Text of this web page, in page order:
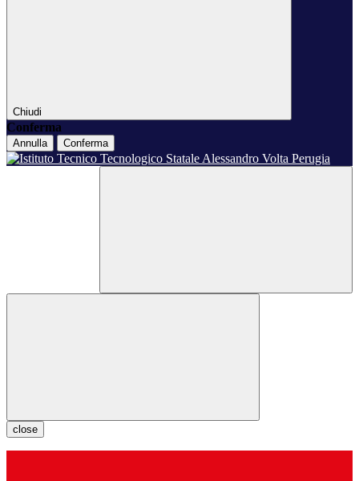
Chiudi
Conferma
Annulla Conferma
close